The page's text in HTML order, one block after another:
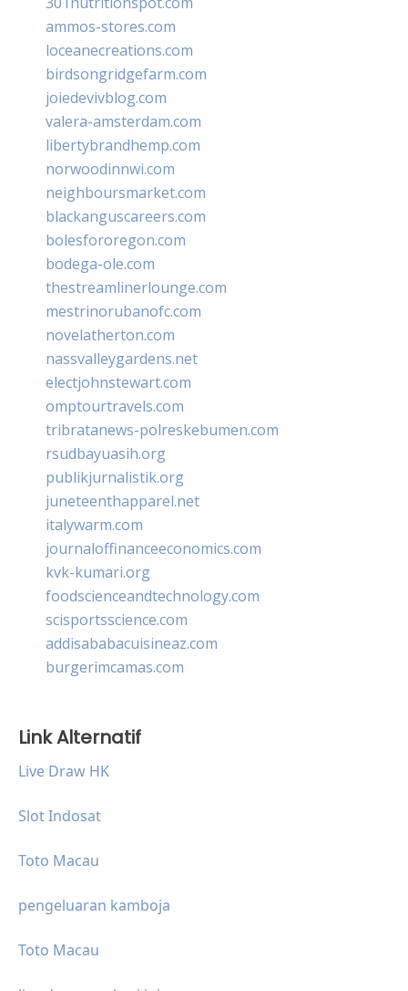
ammos-stores.com
loceanecreations.com
birdsongridgefarm.com
joiedevivblog.com
valera-amsterdam.com
libertybrandhemp.com
norwoodinnwi.com
neighboursmarket.com
blackanguscareers.com
bolesfororegon.com
bodega-ole.com
thestreamlinerlounge.com
mestrinorubanofc.com
novelatherton.com
nassvalleygardens.net
electjohnstewart.com
omptourtravels.com
tribratanews-polreskebumen.com
rsudbayuasih.org
publikjurnalistik.org
juneteenthapparel.net
italywarm.com
journaloffinanceeconomics.com
kvk-kumari.org
foodscienceandtechnology.com
scisportsscience.com
addisababacuisineaz.com
burgerimcamas.com
Link Alternatif
Live Draw HK
Slot Indosat
Toto Macau
pengeluaran kamboja
Toto Macau